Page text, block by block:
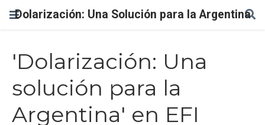
Dolarización: Una Solución para la Argentina
'Dolarización: Una
solución para la
Argentina' en EFI